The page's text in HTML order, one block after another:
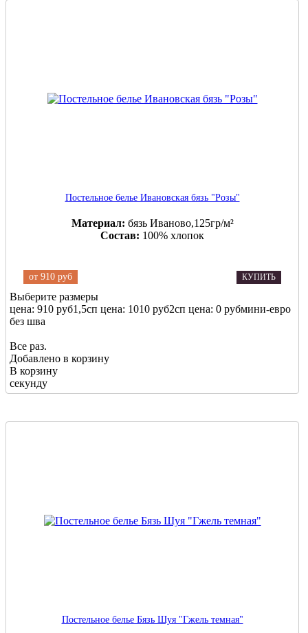
Постельное белье Ивановская бязь "Розы"
Материал: бязь Иваново,125гр/м²
Состав: 100% хлопок
от 910 руб КУПИТЬ
Выберите размеры
цена: 910 руб1,5сп цена: 1010 руб2сп цена: 0 рубмини-евро
без шва
Все раз.
Добавлено в корзину
В корзину
секунду
Постельное белье Бязь Шуя "Гжель темная"